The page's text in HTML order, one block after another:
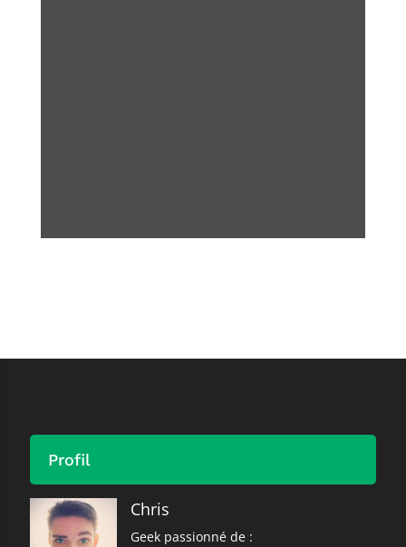
Profil
Chris
Geek passionné de :